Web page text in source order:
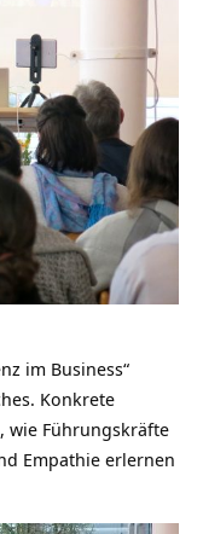
im Business“
Konkrete
wie Führungskräfte
Empathie erlernen